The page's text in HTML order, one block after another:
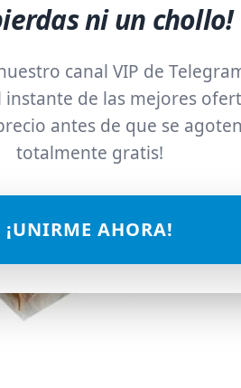
ni un
canal VIP de
instante de las mejores
antes de que se
totalmente gratis!
¡UNIRME AHORA!